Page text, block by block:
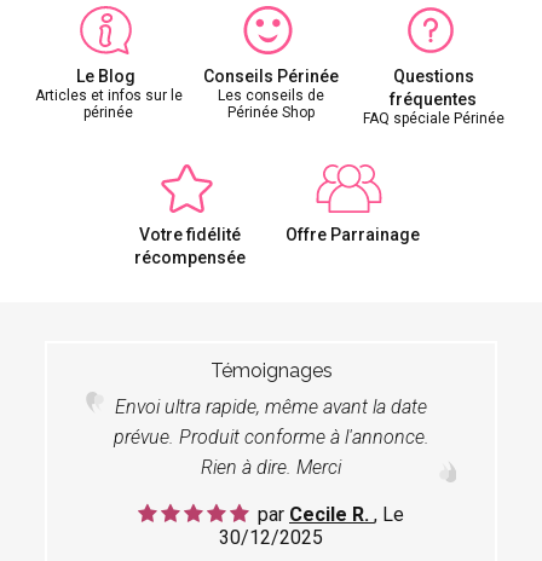
Le Blog
Articles et infos sur le
périnée
Conseils Périnée
Les conseils de
Périnée Shop
Questions
fréquentes
FAQ spéciale Périnée
Votre fidélité
récompensée
Offre Parrainage
Témoignages
Envoi ultra rapide, même avant la date
prévue. Produit conforme à l'annonce.
Rien à dire. Merci
par Cecile R. , Le
30/12/2025